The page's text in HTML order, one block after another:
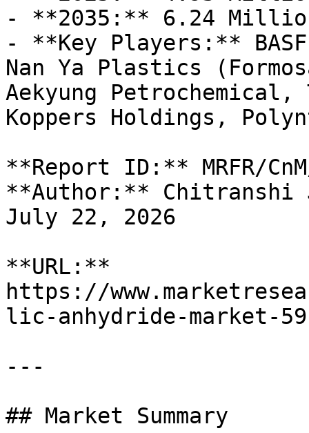
- **2035:** 6.24
- **Key Players:**
Nan Ya Plastics
Aekyung
Koppers Holdings,
**Report ID:** MRFR/
**Author:** Chitranshi
July 22, 2026
**URL:**
https://
lic-anhydride-market-
---
## Market Summary